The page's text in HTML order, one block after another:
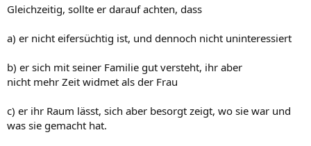
Gleichzeitig, sollte er darauf achten, dass
a) er nicht eifersüchtig ist, und dennoch nicht uninteressiert
b) er sich mit seiner Familie gut versteht, ihr aber
nicht mehr Zeit widmet als der Frau
c) er ihr Raum lässt, sich aber besorgt zeigt, wo sie war und
was sie gemacht hat.